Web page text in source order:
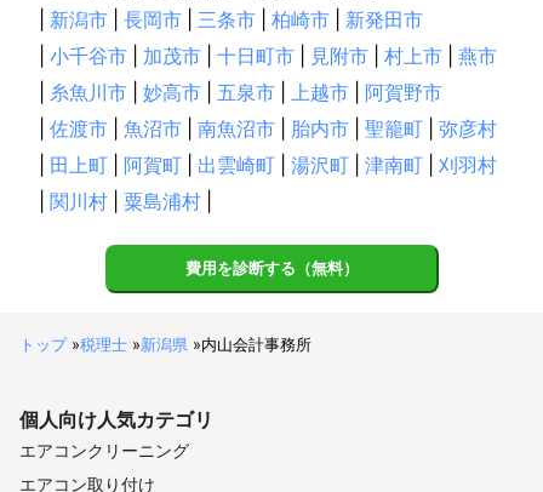
新潟市 長岡市 三条市 柏崎市
新発田市
小千谷市 加茂市 十日町市 見附市 村上市
燕市
糸魚川市 妙高市 五泉市 上越市
阿賀野市
佐渡市 魚沼市 南魚沼市 胎内市 聖籠町
弥彦村
田上町 阿賀町 出雲崎町 湯沢町 津南町
刈羽村
関川村 粟島浦村
費用を診断する（無料）
トップ»税理士 »新潟県 »内山会計事務所
個人向け人気カテゴリ
エアコンクリーニング
エアコン取り付け